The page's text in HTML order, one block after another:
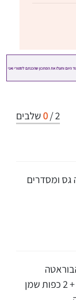
2
/
0 שלבים
גס ומסדרים
ומזלפים רוטב / חומץ בלסמי + 2 כפות שמן